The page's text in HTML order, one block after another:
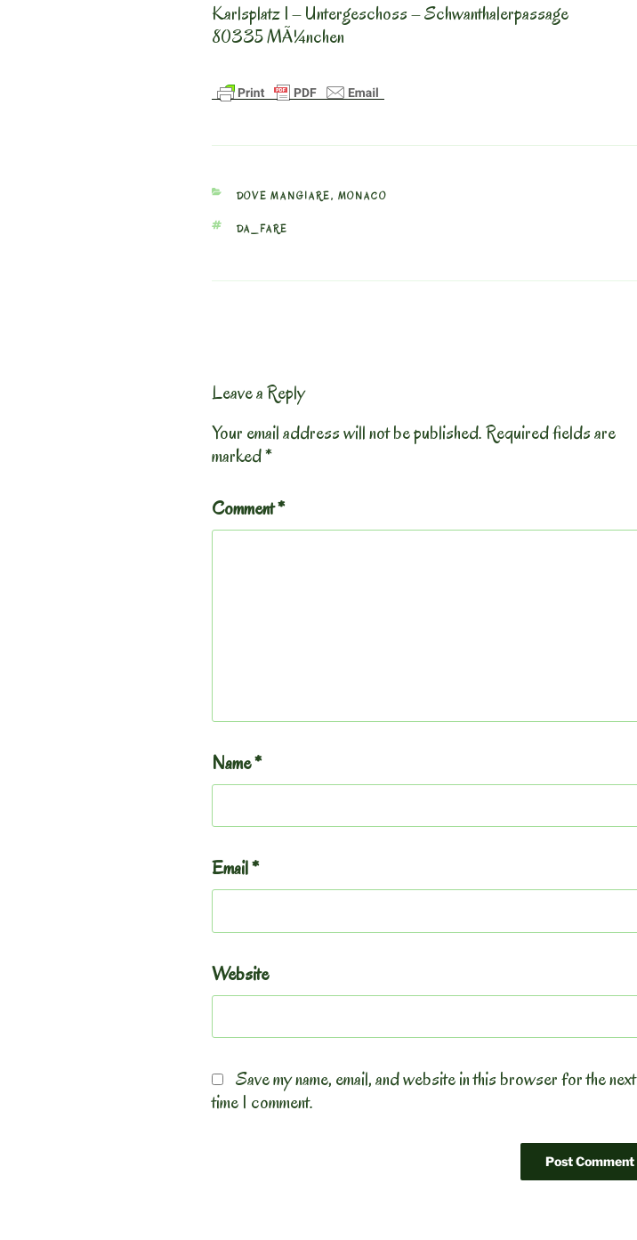
Karlsplatz 1 – Untergeschoss – Schwanthalerpassage
80335 MÃ¼nchen
CATEGORIES
DOVE MANGIARE, MONACO
TAGS
DA_FARE
Leave a Reply
Your email address will not be published.Required fields are
marked*
Comment*
Name*
Email*
Website
Save my name, email, and website in this browser for the next
time I comment.